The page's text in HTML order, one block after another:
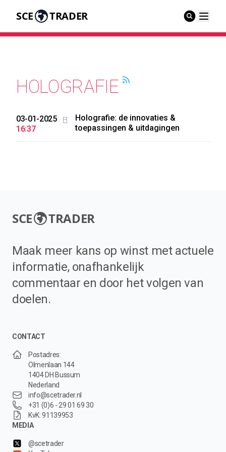
SCE TRADER
HOLOGRAFIE
03-01-2025
16:37
Holografie: de innovaties &
toepassingen & uitdagingen
SCE TRADER
Maak meer kans op winst met actuele
informatie, onafhankelijk
commentaar en door het volgen van
doelen.
CONTACT
Postadres:
Olmenlaan 144
1404 DH Bussum
Nederland
info@scetrader.nl
+31 (0)6 - 29 01 69 30
KvK: 91139953
MEDIA
@scetrader